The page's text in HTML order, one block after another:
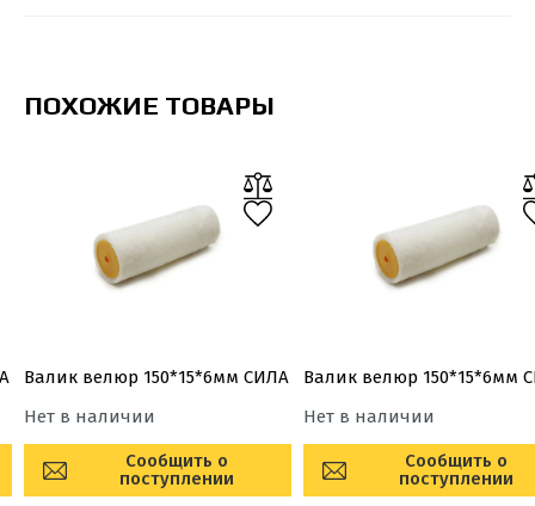
ПОХОЖИЕ ТОВАРЫ
Валик велюр 150*15*6мм СИЛА
Нет в наличии
Сообщить о
поступлении
Валик велюр 150*15*6мм
Нет в наличии
Сообщить о
поступлении